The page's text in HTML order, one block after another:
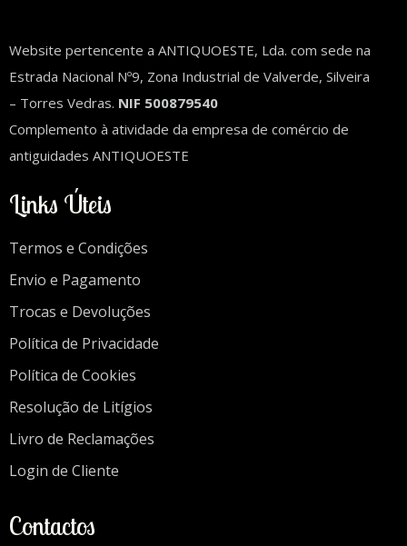
Website pertencente a ANTIQUOESTE, Lda. com sede na
Estrada Nacional Nº9, Zona Industrial de Valverde, Silveira
– Torres Vedras. NIF 500879540
Complemento à atividade da empresa de comércio de
antiguidades ANTIQUOESTE
Links Úteis
Termos e Condições
Envio e Pagamento
Trocas e Devoluções
Política de Privacidade
Política de Cookies
Resolução de Litígios
Livro de Reclamações
Login de Cliente
Contactos